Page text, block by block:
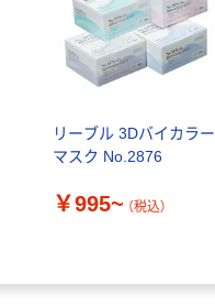
リーブル 3Dバイカラー
マスク No.2876
￥995~ （税込）